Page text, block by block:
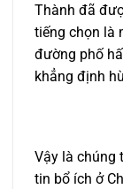
Thành đã
tiếng chọn là
đường phố
khẳng định
Vậy là chúng
tin bổ ích ở